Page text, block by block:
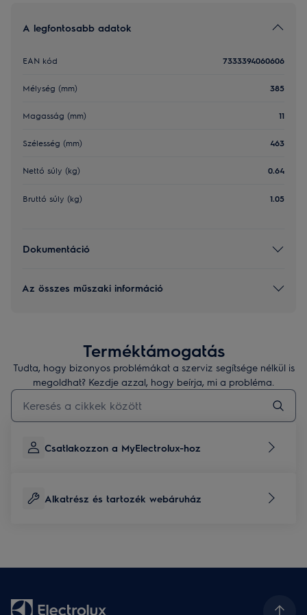
A legfontosabb adatok
EAN kód 7333394060606
Mélység (mm) 385
Magasság (mm) 11
Szélesség (mm) 463
Nettó súly (kg) 0.64
Bruttó súly (kg) 1.05
Dokumentáció
Az összes műszaki információ
Terméktámogatás
Tudta, hogy bizonyos problémákat a szerviz segítsége nélkül is
megoldhat? Kezdje azzal, hogy beírja, mi a probléma.
Kezdjen el gépelni a terméktámogatási cikkek kereséséhez
Csatlakozzon a MyElectrolux-hoz
Alkatrész és tartozék webáruház